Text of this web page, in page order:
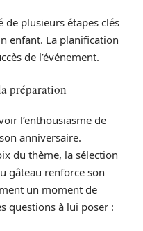
plusieurs étapes clés
enfant. La planification
de l’événement.
préparation
l’enthousiasme de
anniversaire.
du thème, la sélection
gâteau renforce son
un moment de
questions à lui poser :